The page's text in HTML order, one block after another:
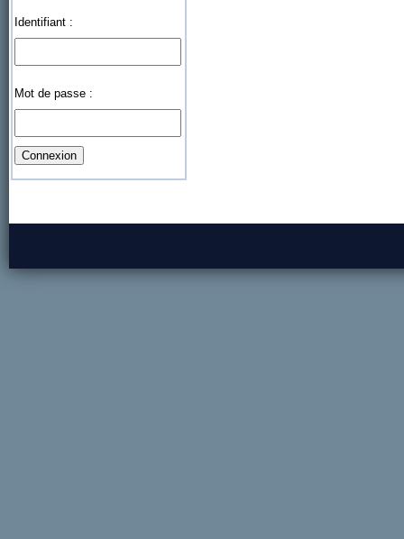
Identifiant :
Mot de passe :